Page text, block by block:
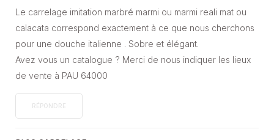
RÉPONDRE
Le carrelage imitation marbré marmi ou marmi reali mat ou
calacata correspond exactement à ce que nous cherchons
pour une douche italienne . Sobre et élégant.
Avez vous un catalogue ? Merci de nous indiquer les lieux
de vente à PAU 64000